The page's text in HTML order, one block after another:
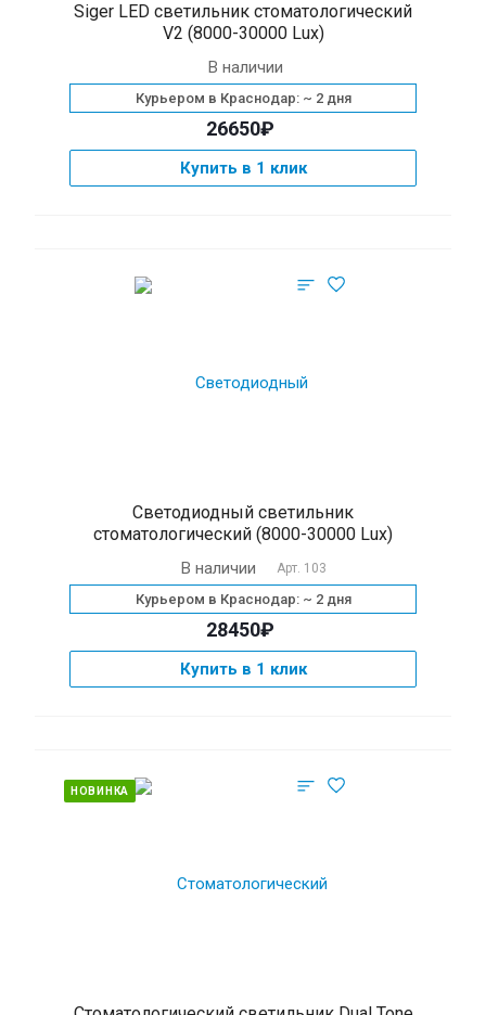
Siger LED светильник стоматологический
V2 (8000-30000 Lux)
В наличии
Курьером в Краснодар: ~ 2 дня
26650₽
Купить в 1 клик
Cветодиодный светильник
стоматологический (8000-30000 Lux)
В наличии Арт. 103
Курьером в Краснодар: ~ 2 дня
28450₽
Купить в 1 клик
НОВИНКА